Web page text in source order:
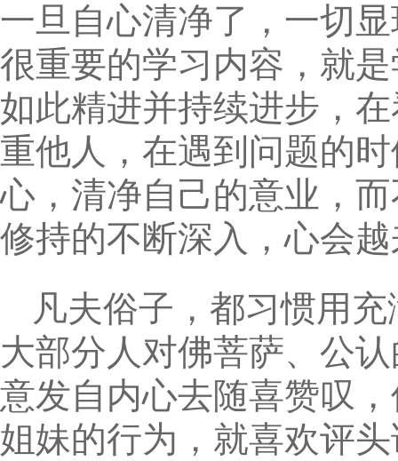
一旦自心清净了，一切
很重要的学习内容，就
如此精进并持续进步，
重他人，在遇到问题的
心，清净自己的意业，
修持的不断深入，心会
凡夫俗子，都习惯用
大部分人对佛菩萨、公
意发自内心去随喜赞叹
姐妹的行为，就喜欢评